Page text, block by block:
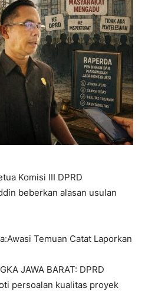
Komisi III DPRD
beberkan alasan usulan
Temuan Catat Laporkan
JAWA BARAT: DPRD
persoalan kualitas proyek